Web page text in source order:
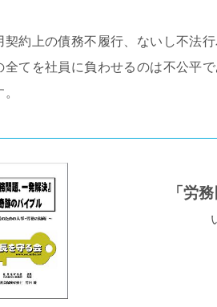
契約上の債務不履行、ないし不法
全てを社員に負わせるのは不公平
「労